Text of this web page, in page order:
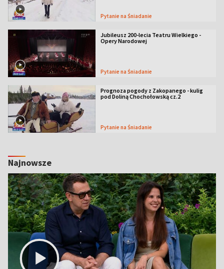
Pytanie na Śniadanie
Jubileusz 200-lecia Teatru Wielkiego -
Opery Narodowej
Pytanie na Śniadanie
Prognoza pogody z Zakopanego - kulig
pod Doliną Chochołowską cz.2
Pytanie na Śniadanie
Najnowsze